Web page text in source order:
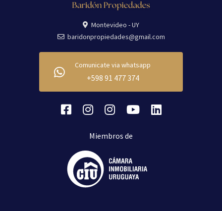
Montevideo - UY
baridonpropiedades@gmail.com
Comunicate via whatsapp
+598 91 477 374
Miembros de